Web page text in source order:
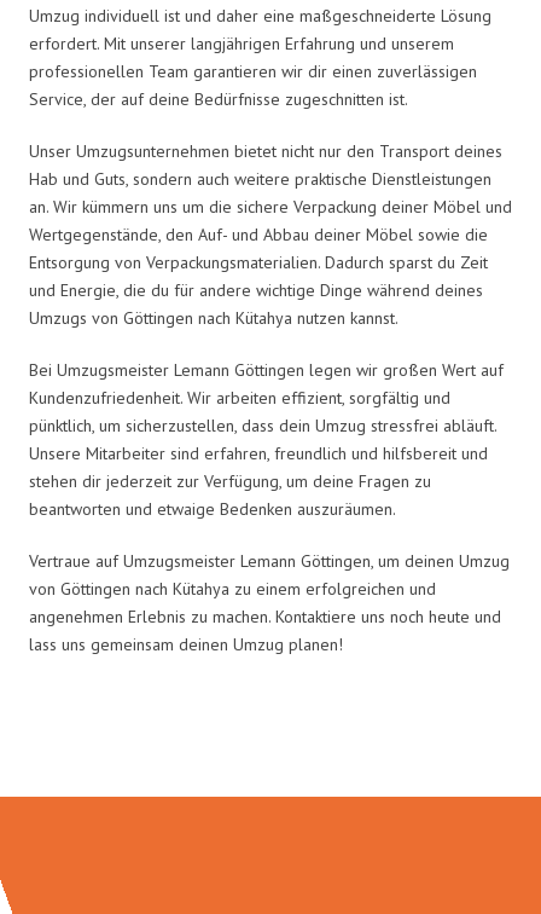
Umzug individuell ist und daher eine maßgeschneiderte Lösung
erfordert. Mit unserer langjährigen Erfahrung und unserem
professionellen Team garantieren wir dir einen zuverlässigen
Service, der auf deine Bedürfnisse zugeschnitten ist.
Unser Umzugsunternehmen bietet nicht nur den Transport deines
Hab und Guts, sondern auch weitere praktische Dienstleistungen
an. Wir kümmern uns um die sichere Verpackung deiner Möbel und
Wertgegenstände, den Auf- und Abbau deiner Möbel sowie die
Entsorgung von Verpackungsmaterialien. Dadurch sparst du Zeit
und Energie, die du für andere wichtige Dinge während deines
Umzugs von Göttingen nach Kütahya nutzen kannst.
Bei Umzugsmeister Lemann Göttingen legen wir großen Wert auf
Kundenzufriedenheit. Wir arbeiten effizient, sorgfältig und
pünktlich, um sicherzustellen, dass dein Umzug stressfrei abläuft.
Unsere Mitarbeiter sind erfahren, freundlich und hilfsbereit und
stehen dir jederzeit zur Verfügung, um deine Fragen zu
beantworten und etwaige Bedenken auszuräumen.
Vertraue auf Umzugsmeister Lemann Göttingen, um deinen Umzug
von Göttingen nach Kütahya zu einem erfolgreichen und
angenehmen Erlebnis zu machen. Kontaktiere uns noch heute und
lass uns gemeinsam deinen Umzug planen!